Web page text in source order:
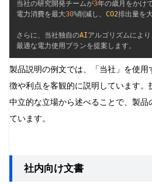
当社の研究開発チームが3年の歳月をかけ
電力消費を最大30%削減し、 CO2排出量を
さらに、当社独自のAIアルゴリズムによ
最適な電力使用プランを提案します。
製品説明の例文では、「当社」を使
徴や利点を客観的に説明しています
中立的な立場から述べることで、製品
ています。
社内向け文書